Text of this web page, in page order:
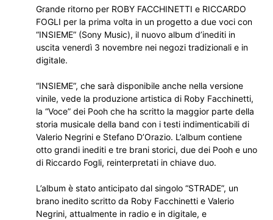
Grande ritorno per ROBY FACCHINETTI e RICCARDO
FOGLI per la prima volta in un progetto a due voci con
“INSIEME” (Sony Music), il nuovo album d’inediti in
uscita venerdì 3 novembre nei negozi tradizionali e in
digitale.
“INSIEME”, che sarà disponibile anche nella versione
vinile, vede la produzione artistica di Roby Facchinetti,
la “Voce” dei Pooh che ha scritto la maggior parte della
storia musicale della band con i testi indimenticabili di
Valerio Negrini e Stefano D’Orazio. L’album contiene
otto grandi inediti e tre brani storici, due dei Pooh e uno
di Riccardo Fogli, reinterpretati in chiave duo.
L’album è stato anticipato dal singolo “STRADE”, un
brano inedito scritto da Roby Facchinetti e Valerio
Negrini, attualmente in radio e in digitale, e